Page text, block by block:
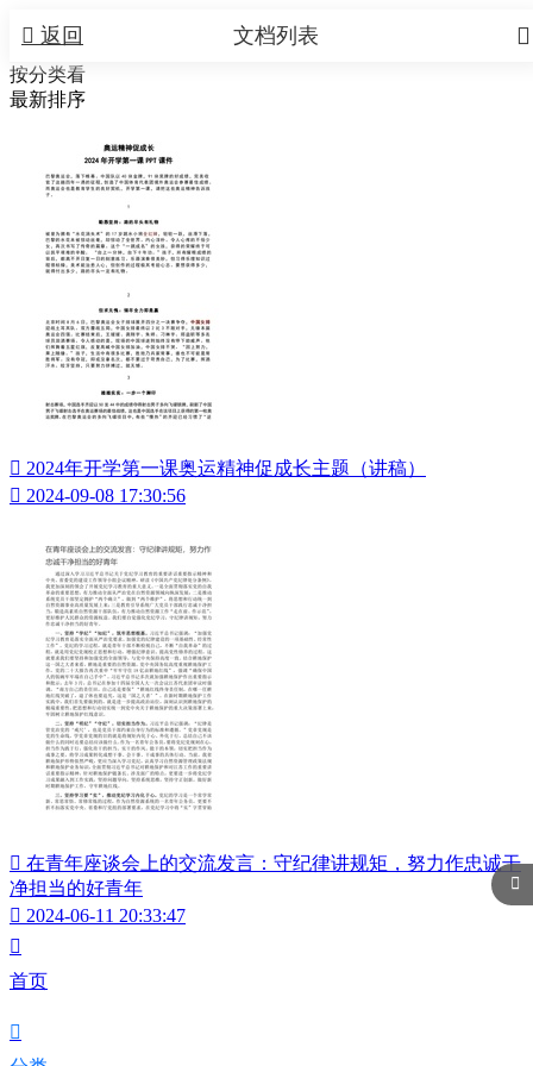
 返回 
文档列表
按分类看
最新排序
 2024年开学第一课奥运精神促成长主题（讲稿）
 2024-09-08 17:30:56
 在青年座谈会上的交流发言：守纪律讲规矩，努力作忠诚干
净担当的好青年
 2024-06-11 20:33:47


首页
